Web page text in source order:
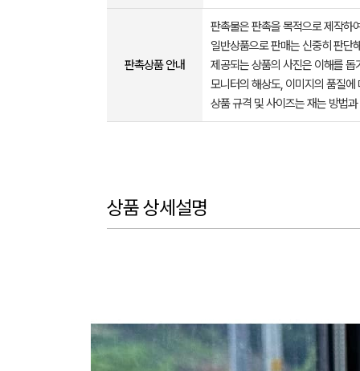
판촉상품 안내
판촉물은 판촉을 목적으로 제작하
일반상품으로 판매는 신중히 판단
제공되는 상품의 사진은 이해를
모니터의 해상도, 이미지의 품질
상품 규격 및 사이즈는 재는 방법
상품 상세설명